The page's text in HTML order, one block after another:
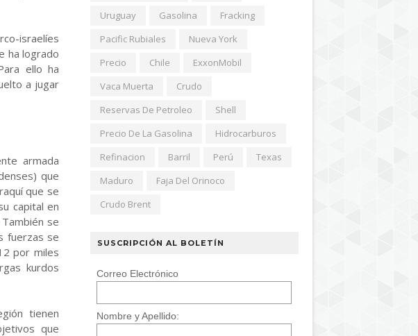
israelíes
ha logrado
ello ha
a jugar
armada
que
que se
capital en
se
fuerzas se
por miles
kurdos
tienen
que
Uruguay
Gasolina
Fracking
Pacific Rubiales
Nueva York
Precio
Chile
ExxonMobil
Vaca Muerta
Crudo
Reservas De Petroleo
Shell
Precio De La Gasolina
Hidrocarburos
Refinacion
Barril Perú
Texas
Maduro
Faja Del Orinoco
Crudo Brent
SUSCRIPCIÓN AL BOLETÍN
Correo Electrónico
Nombre y Apellido: